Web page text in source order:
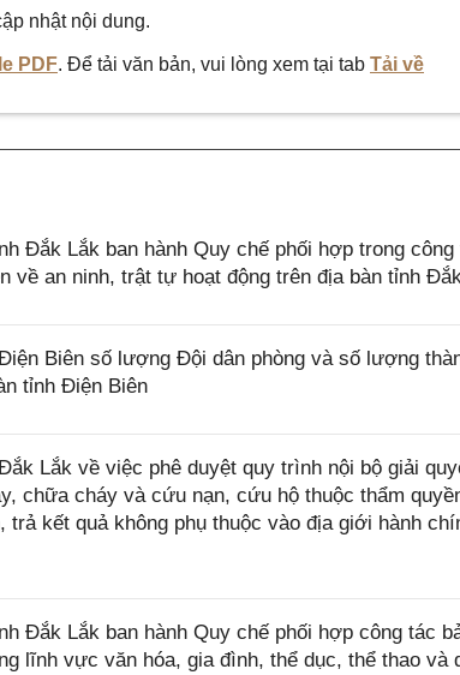
nhật nội dung.
PDF. Để tải văn bản, vui lòng xem tại tab Tải về
Đắk Lắk ban hành Quy chế phối hợp trong công
về an ninh, trật tự hoạt động trên địa bàn tỉnh
Biên số lượng Đội dân phòng và số lượng
tỉnh Điện Biên
Lắk về việc phê duyệt quy trình nội bộ giải
chữa cháy và cứu nạn, cứu hộ thuộc thẩm
kết quả không phụ thuộc vào địa giới hành
Đắk Lắk ban hành Quy chế phối hợp công tác
lĩnh vực văn hóa, gia đình, thể dục, thể thao và